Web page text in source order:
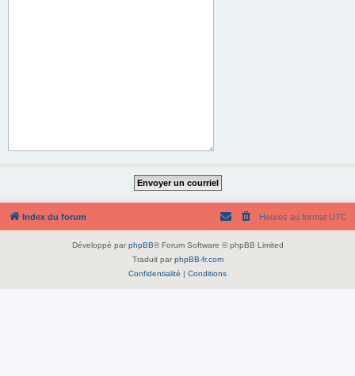
Index du forum Heures au format UTC
Développé par phpBB® Forum Software © phpBB Limited
Traduit par phpBB-fr.com
Confidentialité | Conditions